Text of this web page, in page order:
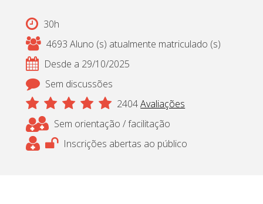
30h
4693 Aluno (s) atualmente matriculado (s)
Desde a 29/10/2025
Sem discussões
2404Avaliações
Sem orientação / facilitação
Inscrições abertas ao público